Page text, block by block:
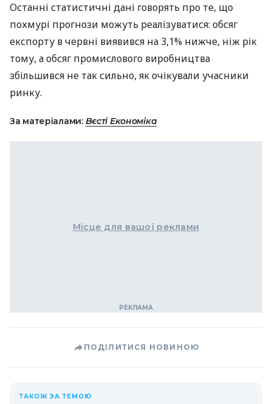
Останні статистичні дані говорять про те, що
похмурі прогнози можуть реалізуватися: обсяг
експорту в червні виявився на 3,1% нижче, ніж рік
тому, а обсяг промислового виробництва
збільшився не так сильно, як очікували учасники
ринку.
За матеріалами: Вєсті Економіка
Місце для вашої реклами
ПОДІЛИТИСЯ НОВИНОЮ
ТАКОЖ ЗА ТЕМОЮ